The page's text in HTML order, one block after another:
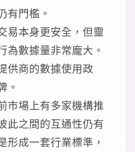
有門檻。
易本身更安全，但靈
為數據量非常龐大。
供商的數據使用政
。
市場上有多家機構推
此之間的互通性仍有
形成一套行業標準，